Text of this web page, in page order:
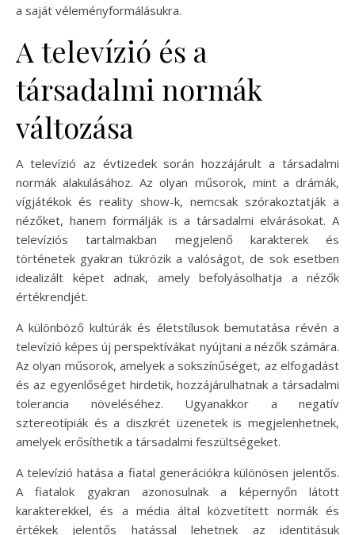
a saját véleményformálásukra.
A televízió és a
társadalmi normák
változása
A televízió az évtizedek során hozzájárult a társadalmi
normák alakulásához. Az olyan műsorok, mint a drámák,
vígjátékok és reality show-k, nemcsak szórakoztatják a
nézőket, hanem formálják is a társadalmi elvárásokat. A
televíziós tartalmakban megjelenő karakterek és
történetek gyakran tükrözik a valóságot, de sok esetben
idealizált képet adnak, amely befolyásolhatja a nézők
értékrendjét.
A különböző kultúrák és életstílusok bemutatása révén a
televízió képes új perspektívákat nyújtani a nézők számára.
Az olyan műsorok, amelyek a sokszínűséget, az elfogadást
és az egyenlőséget hirdetik, hozzájárulhatnak a társadalmi
tolerancia növeléséhez. Ugyanakkor a negatív
sztereotípiák és a diszkrét üzenetek is megjelenhetnek,
amelyek erősíthetik a társadalmi feszültségeket.
A televízió hatása a fiatal generációkra különösen jelentős.
A fiatalok gyakran azonosulnak a képernyőn látott
karakterekkel, és a média által közvetített normák és
értékek jelentős hatással lehetnek az identitásuk